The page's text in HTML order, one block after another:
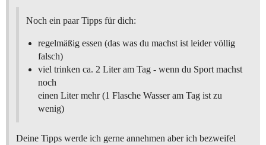
Noch ein paar Tipps für dich:
regelmäßig essen (das was du machst ist leider völlig
falsch)
viel trinken ca. 2 Liter am Tag - wenn du Sport machst
noch
einen Liter mehr (1 Flasche Wasser am Tag ist zu
wenig)
Deine Tipps werde ich gerne annehmen aber ich bezweifel